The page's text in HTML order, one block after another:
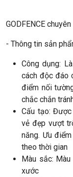
GODFENCE
- Thông tin sản
Công dụng:
cách độc đáo
điểm nối
chắc chắn
Cấu tạo:
vẻ đẹp vượt
năng. Ưu
theo thời gian
Màu sắc:
xước